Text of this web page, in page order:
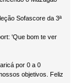
Sofascore da 3ª
'Que bom te ver
por 0 a 0
objetivos. Feliz